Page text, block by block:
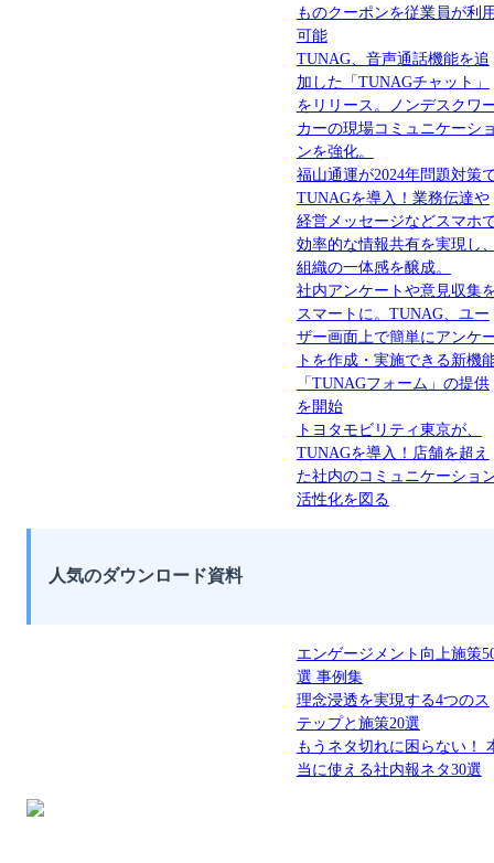
ものクーポンを従業員が利
可能
TUNAG、音声通話機能を追
加した「TUNAGチャット」
をリリース。ノンデスクワ
カーの現場コミュニケーシ
ンを強化。
福山通運が2024年問題対策
TUNAGを導入！業務伝達や
経営メッセージなどスマホ
効率的な情報共有を実現し
組織の一体感を醸成。
社内アンケートや意見収集
スマートに。TUNAG、ユー
ザー画面上で簡単にアンケ
トを作成・実施できる新機
「TUNAGフォーム」の提供
を開始
トヨタモビリティ東京が、
TUNAGを導入！店舗を超え
た社内のコミュニケーショ
活性化を図る
人気のダウンロード資料
エンゲージメント向上施策
選 事例集
理念浸透を実現する4つのス
テップと施策20選
もうネタ切れに困らない！
当に使える社内報ネタ30選